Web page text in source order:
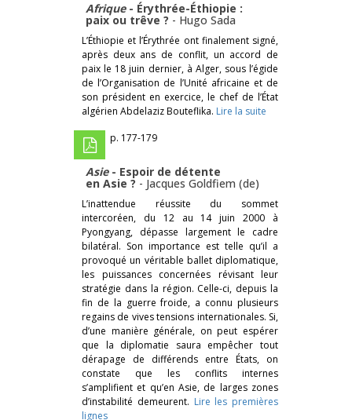
Afrique - Érythrée-Éthiopie :
paix ou trêve ? - Hugo Sada
L’Éthiopie et l’Érythrée ont finalement signé,
après deux ans de conflit, un accord de
paix le 18 juin dernier, à Alger, sous l’égide
de l’Organisation de l’Unité africaine et de
son président en exercice, le chef de l’État
algérien Abdelaziz Bouteflika. Lire la suite
p. 177-179
Asie - Espoir de détente
en Asie ? - Jacques Goldfiem (de)
L’inattendue réussite du sommet
intercoréen, du 12 au 14 juin 2000 à
Pyongyang, dépasse largement le cadre
bilatéral. Son importance est telle qu’il a
provoqué un véritable ballet diplomatique,
les puissances concernées révisant leur
stratégie dans la région. Celle-ci, depuis la
fin de la guerre froide, a connu plusieurs
regains de vives tensions internationales. Si,
d’une manière générale, on peut espérer
que la diplomatie saura empêcher tout
dérapage de différends entre États, on
constate que les conflits internes
s’amplifient et qu’en Asie, de larges zones
d’instabilité demeurent. Lire les premières
lignes